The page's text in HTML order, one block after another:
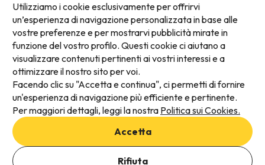
Metodi di pagamento disponibili
Termini e condizioni generali
Protezione dei dati
Informativa sui cookie
Utilizziamo i cookie esclusivamente per offrirvi
un’esperienza di navigazione personalizzata in base alle
vostre preferenze e per mostrarvi pubblicità mirate in
funzione del vostro profilo. Questi cookie ci aiutano a
visualizzare contenuti pertinenti ai vostri interessi e a
ottimizzare il nostro sito per voi.
Facendo clic su "Accetta e continua", ci permetti di fornire
un'esperienza di navigazione più efficiente e pertinente.
Per maggiori dettagli, leggi la nostra Politica sui Cookies.
Accetta
Rifiuta